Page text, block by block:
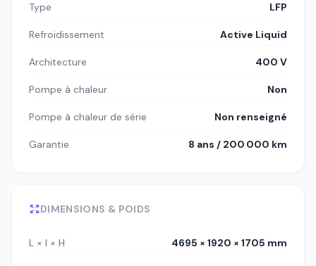
Type LFP
Refroidissement Active Liquid
Architecture 400 V
Pompe à chaleur Non
Pompe à chaleur de série Non renseigné
Garantie 8 ans / 200 000 km
DIMENSIONS & POIDS
L × l × H 4695 × 1920 × 1705 mm